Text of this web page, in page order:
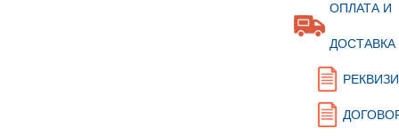
ОПЛАТА И
ДОСТАВКА